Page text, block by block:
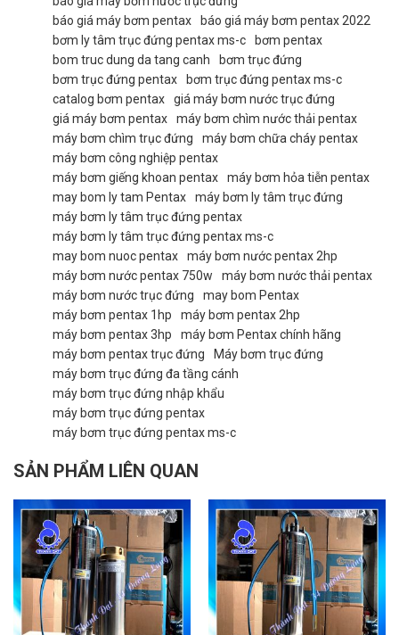
báo giá máy bơm pentax
báo giá máy bơm pentax 2022
bơm ly tâm trục đứng pentax ms-c
bơm pentax
bom truc dung da tang canh
bơm trục đứng
bơm trục đứng pentax
bơm trục đứng pentax ms-c
catalog bơm pentax
giá máy bơm nước trục đứng
giá máy bơm pentax
máy bơm chìm nước thải pentax
máy bơm chìm trục đứng
máy bơm chữa cháy pentax
máy bơm công nghiệp pentax
máy bơm giếng khoan pentax
máy bơm hỏa tiễn pentax
may bom ly tam Pentax
máy bơm ly tâm trục đứng
máy bơm ly tâm trục đứng pentax
máy bơm ly tâm trục đứng pentax ms-c
may bom nuoc pentax
máy bơm nước pentax 2hp
máy bơm nước pentax 750w
máy bơm nước thải pentax
máy bơm nước trục đứng
may bom Pentax
máy bơm pentax 1hp
máy bơm pentax 2hp
máy bơm pentax 3hp
máy bơm Pentax chính hãng
máy bơm pentax trục đứng
Máy bơm trục đứng
máy bơm trục đứng đa tầng cánh
máy bơm trục đứng nhập khẩu
máy bơm trục đứng pentax
máy bơm trục đứng pentax ms-c
SẢN PHẨM LIÊN QUAN